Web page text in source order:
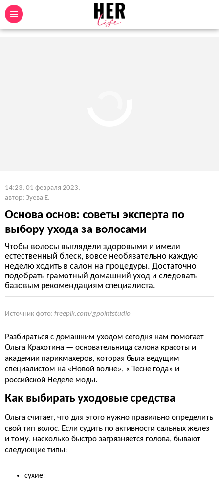
14:23, 01 февраля 2023,
автор: Зуева Е.
Основа основ: советы эксперта по
выбору ухода за волосами
Чтобы волосы выглядели здоровыми и имели
естественный блеск, вовсе необязательно каждую
неделю ходить в салон на процедуры. Достаточно
подобрать грамотный домашний уход и следовать
базовым рекомендациям специалиста.
Источник фото: freepik.com/gpointstudio
Разбираться с домашним уходом сегодня нам помогает
Ольга Крахотина — основательница салона красоты и
академии парикмахеров, которая была ведущим
специалистом на «Новой волне», «Песне года» и
российской Неделе моды.
Как выбирать уходовые средства
Ольга считает, что для этого нужно правильно определить
свой тип волос. Если судить по активности сальных желез
и тому, насколько быстро загрязняется голова, бывают
следующие типы:
сухие;